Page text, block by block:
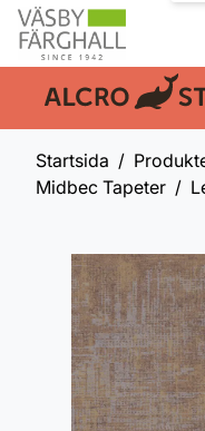
En del av:
Startsida
Midbec Tapeter